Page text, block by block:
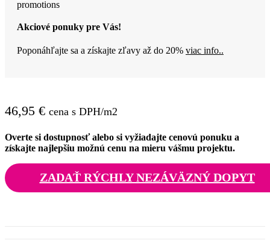
Akciové ponuky pre Vás!
Poponáhľajte sa a získajte zľavy až do 20% viac info..
46,95 € cena s DPH/m2
Overte si dostupnosť alebo si vyžiadajte cenovú ponuku a
získajte najlepšiu možnú cenu na mieru vášmu projektu.
ZADAŤ RÝCHLY NEZÁVÄZNÝ DOPYT